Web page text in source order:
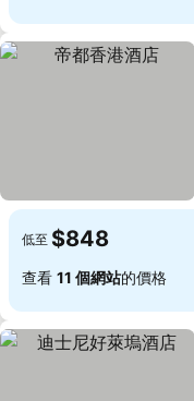
低至 $848
查看 11 個網站的價格